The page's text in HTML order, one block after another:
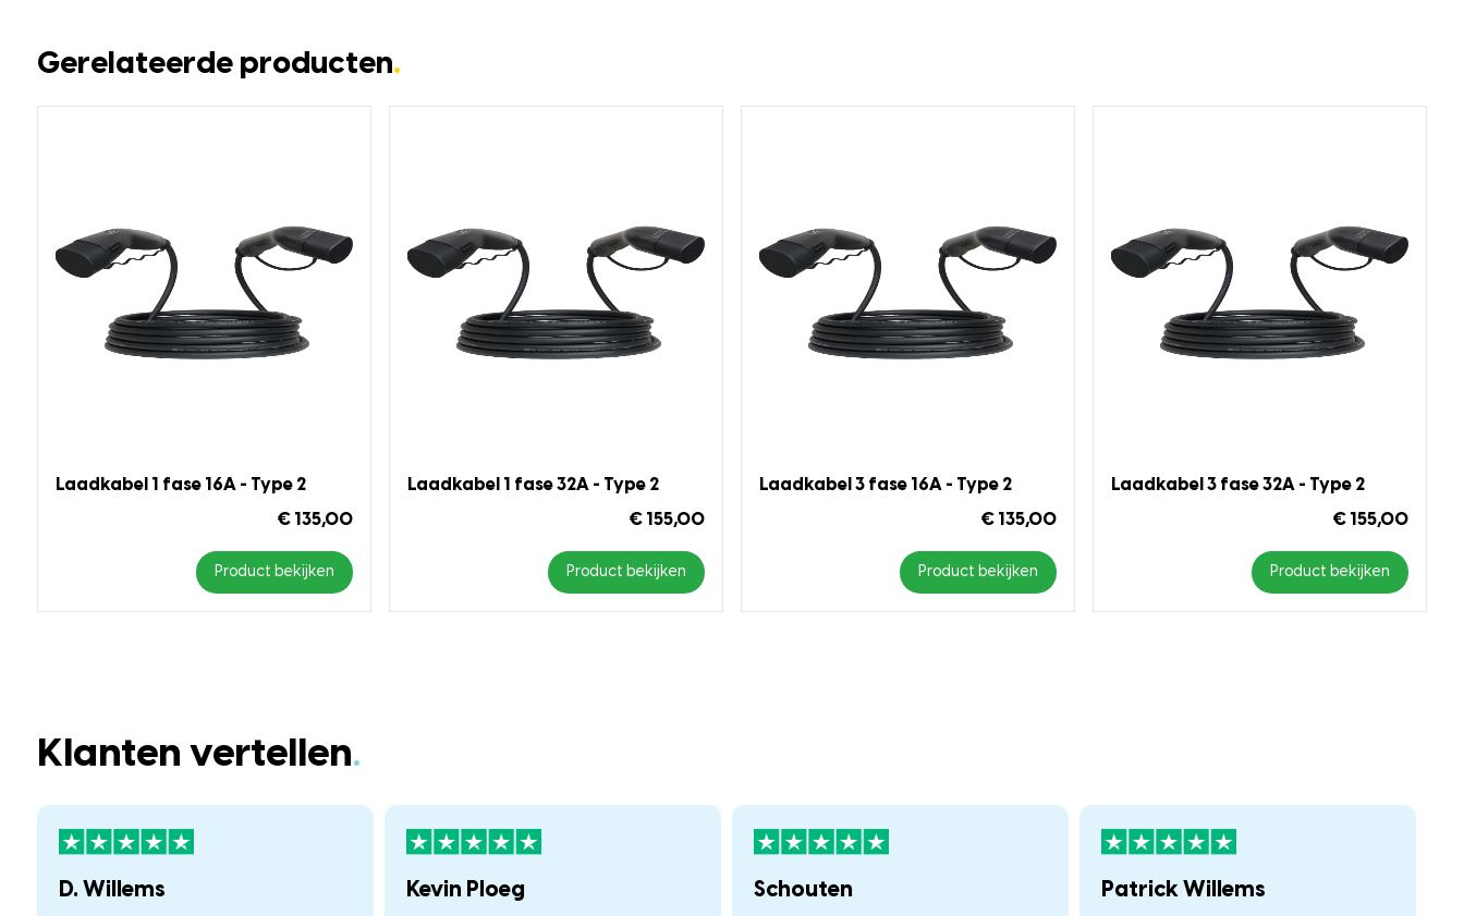
Gerelateerde producten.
Laadkabel 1 fase 16A - Type 2
€ 135,00
Product bekijken
Laadkabel 1 fase 32A - Type 2
€ 155,00
Product bekijken
Laadkabel 3 fase 16A - Type 2
€ 135,00
Product bekijken
Laadkabel 3 fase 32A - Type 2
€ 155,00
Product bekijken
Klanten vertellen.
D. Willems Kevin Ploeg Schouten Patrick Willems